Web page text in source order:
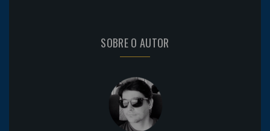
SOBRE O AUTOR